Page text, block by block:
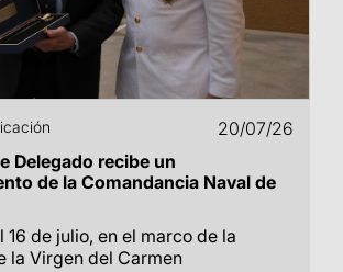
20/07/26
Delegado recibe un
de la Comandancia Naval de
16 de julio, en el marco de la
la Virgen del Carmen